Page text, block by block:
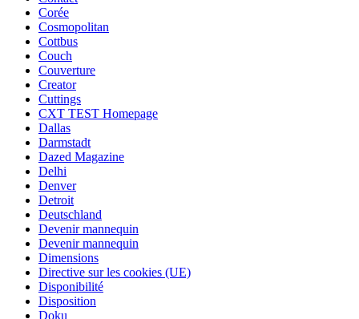
Corée
Cosmopolitan
Cottbus
Couch
Couverture
Creator
Cuttings
CXT TEST Homepage
Dallas
Darmstadt
Dazed Magazine
Delhi
Denver
Detroit
Deutschland
Devenir mannequin
Devenir mannequin
Dimensions
Directive sur les cookies (UE)
Disponibilité
Disposition
Doku